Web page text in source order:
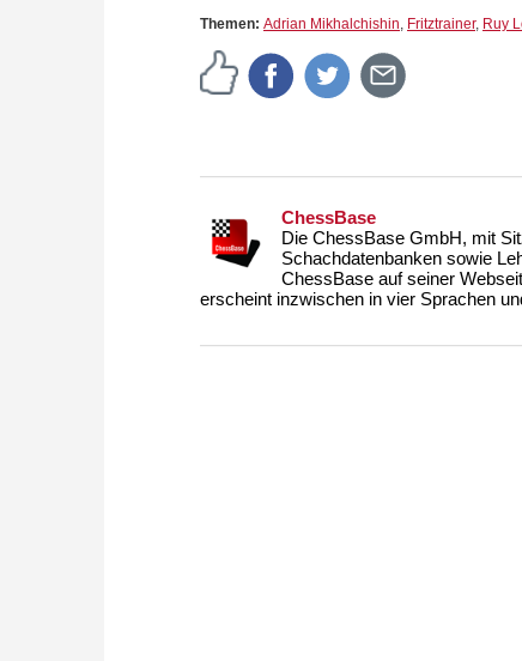
Themen: Adrian Mikhalchishin, Fritztrainer, Ruy
ChessBase
Die ChessBase GmbH, mit
Schachdatenbanken sowie
ChessBase auf seiner
erscheint inzwischen in vier Sprachen